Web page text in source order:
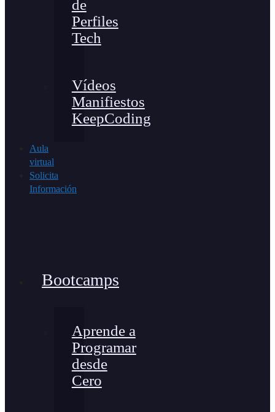
de
Perfiles
Tech
Vídeos
Manifiestos
KeepCoding
Aula
virtual
Solicita
Información
Bootcamps
Aprende a
Programar
desde
Cero